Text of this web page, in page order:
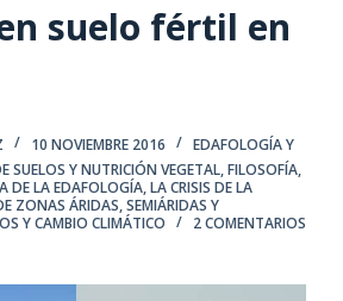
suelo fértil en
10 NOVIEMBRE 2016
EDAFOLOGÍA Y
SUELOS Y NUTRICIÓN VEGETAL,FILOSOFÍA,
DE LA EDAFOLOGÍA,LA CRISIS DE LA
ZONAS ÁRIDAS, SEMIÁRIDAS Y
Y CAMBIO CLIMÁTICO 2 COMENTARIOS